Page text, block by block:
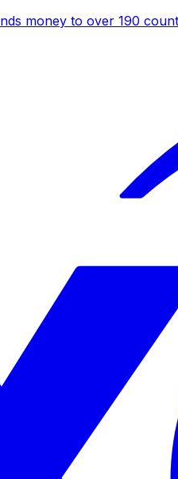
money to over 190